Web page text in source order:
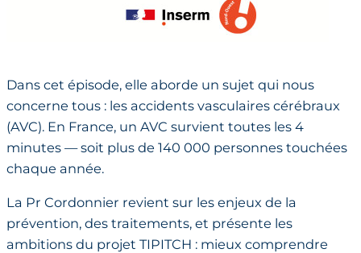
Dans cet épisode, elle aborde un sujet qui nous
concerne tous : les accidents vasculaires cérébraux
(AVC). En France, un AVC survient toutes les 4
minutes — soit plus de 140 000 personnes touchées
chaque année.
La Pr Cordonnier revient sur les enjeux de la
prévention, des traitements, et présente les
ambitions du projet TIPITCH : mieux comprendre